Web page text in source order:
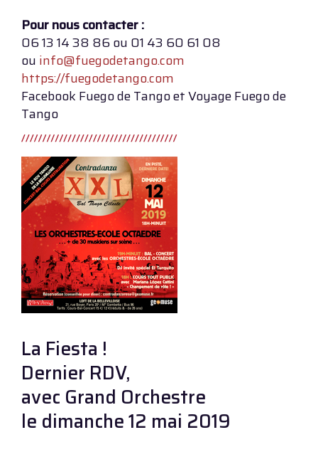
Pour nous contacter :
06 13 14 38 86 ou 01 43 60 61 08
ou info@fuegodetango.com
https://fuegodetango.com
Facebook Fuego de Tango et Voyage Fuego de
Tango
La Fiesta !
Dernier RDV,
avec Grand Orchestre
le dimanche 12 mai 2019